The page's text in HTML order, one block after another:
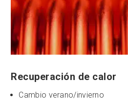
Recuperación de calor
Cambio verano/invierno